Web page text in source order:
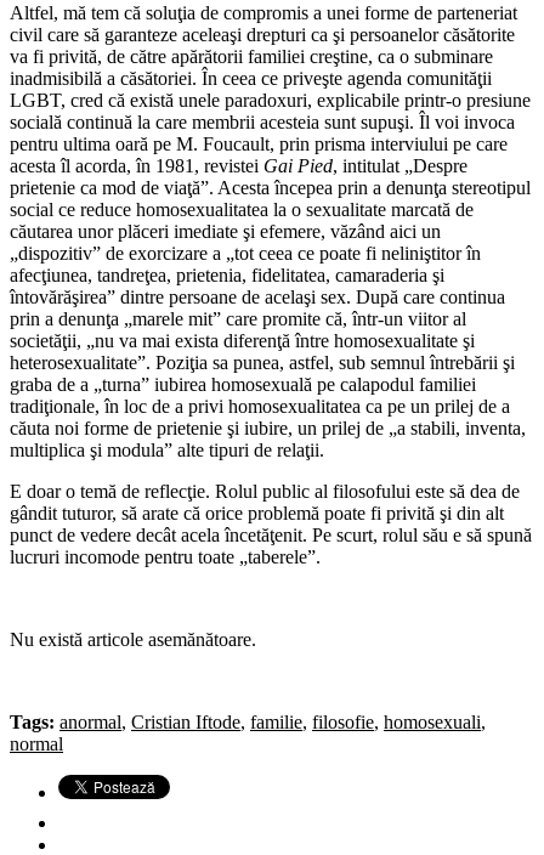
Altfel, mă tem că soluţia de compromis a unei forme de parteneriat
civil care să garanteze aceleaşi drepturi ca şi persoanelor căsătorite
va fi privită, de către apărătorii familiei creştine, ca o subminare
inadmisibilă a căsătoriei. În ceea ce priveşte agenda comunităţii
LGBT, cred că există unele paradoxuri, explicabile printr-o presiune
socială continuă la care membrii acesteia sunt supuşi. Îl voi invoca
pentru ultima oară pe M. Foucault, prin prisma interviului pe care
acesta îl acorda, în 1981, revistei Gai Pied, intitulat „Despre
prietenie ca mod de viaţă”. Acesta începea prin a denunţa stereotipul
social ce reduce homosexualitatea la o sexualitate marcată de
căutarea unor plăceri imediate şi efemere, văzând aici un
„dispozitiv” de exorcizare a „tot ceea ce poate fi neliniştitor în
afecţiunea, tandreţea, prietenia, fidelitatea, camaraderia şi
întovărăşirea” dintre persoane de acelaşi sex. După care continua
prin a denunţa „marele mit” care promite că, într-un viitor al
societăţii, „nu va mai exista diferenţă între homosexualitate şi
heterosexualitate”. Poziţia sa punea, astfel, sub semnul întrebării şi
graba de a „turna” iubirea homosexuală pe calapodul familiei
tradiţionale, în loc de a privi homosexualitatea ca pe un prilej de a
căuta noi forme de prietenie şi iubire, un prilej de „a stabili, inventa,
multiplica şi modula” alte tipuri de relaţii.
E doar o temă de reflecţie. Rolul public al filosofului este să dea de
gândit tuturor, să arate că orice problemă poate fi privită şi din alt
punct de vedere decât acela încetăţenit. Pe scurt, rolul său e să spună
lucruri incomode pentru toate „taberele”.
Nu există articole asemănătoare.
Tags: anormal, Cristian Iftode, familie, filosofie, homosexuali,
normal